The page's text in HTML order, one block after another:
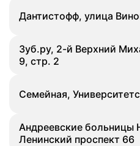
Дантистофф, улица
Зуб.ру, 2-й Верхний
9, стр. 2
Семейная,
Андреевские больницы
Ленинский проспект 66